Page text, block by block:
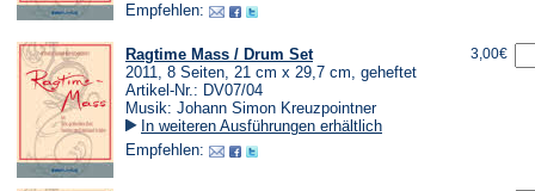
Empfehlen:
Ragtime Mass / Drum Set
2011, 8 Seiten, 21 cm x 29,7 cm, geheftet
Artikel-Nr.: DV07/04
Musik: Johann Simon Kreuzpointner
In weiteren Ausführungen erhältlich
Empfehlen:
3,00€